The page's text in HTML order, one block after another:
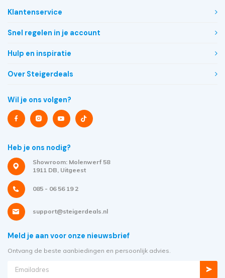
Klantenservice
Snel regelen in je account
Hulp en inspiratie
Over Steigerdeals
Wil je ons volgen?
Heb je ons nodig?
Showroom: Molenwerf 58
1911 DB, Uitgeest
085 - 06 56 19 2
support@steigerdeals.nl
Meld je aan voor onze nieuwsbrief
Ontvang de beste aanbiedingen en persoonlijk advies.